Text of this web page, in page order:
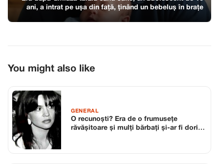
ani, a intrat pe ușa din față, ținând un bebeluș în brațe
You might also like
GENERAL
O recunoști? Era de o frumusețe
răvășitoare și mulți bărbați și-ar fi dorit